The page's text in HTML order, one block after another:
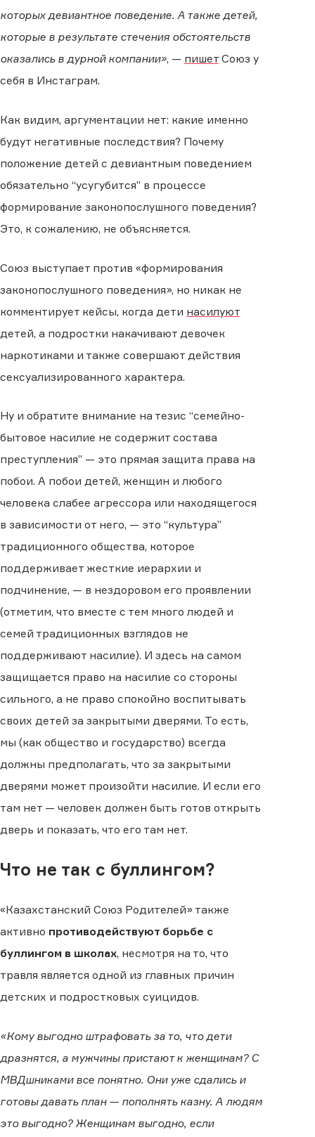
которых девиантное поведение. А также детей,
которые в результате стечения обстоятельств
оказались в дурной компании», — пишет Союз у
себя в Инстаграм.
Как видим, аргументации нет: какие именно
будут негативные последствия? Почему
положение детей с девиантным поведением
обязательно “усугубится” в процессе
формирование законопослушного поведения?
Это, к сожалению, не объясняется.
Союз выступает против «формирования
законопослушного поведения», но никак не
комментирует кейсы, когда дети насилуют
детей, а подростки накачивают девочек
наркотиками и также совершают действия
сексуализированного характера.
Ну и обратите внимание на тезис “семейно-
бытовое насилие не содержит состава
преступления” — это прямая защита права на
побои. А побои детей, женщин и любого
человека слабее агрессора или находящегося
в зависимости от него, — это “культура”
традиционного общества, которое
поддерживает жесткие иерархии и
подчинение, — в нездоровом его проявлении
(отметим, что вместе с тем много людей и
семей традиционных взглядов не
поддерживают насилие). И здесь на самом
защищается право на насилие со стороны
сильного, а не право спокойно воспитывать
своих детей за закрытыми дверями. То есть,
мы (как общество и государство) всегда
должны предполагать, что за закрытыми
дверями может произойти насилие. И если его
там нет — человек должен быть готов открыть
дверь и показать, что его там нет.
Что не так с буллингом?
«Казахстанский Союз Родителей» также
активно противодействуют борьбе с
буллингом в школах, несмотря на то, что
травля является одной из главных причин
детских и подростковых суицидов.
«Кому выгодно штрафовать за то, что дети
дразнятся, а мужчины пристают к женщинам? С
МВДшниками все понятно. Они уже сдались и
готовы давать план — пополнять казну. А людям
это выгодно? Женщинам выгодно, если